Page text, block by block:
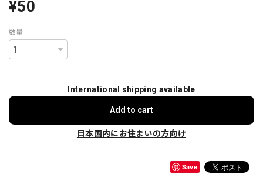
¥50
数量
International shipping available
Add to cart
日本国内にお住まいの方向け
Save